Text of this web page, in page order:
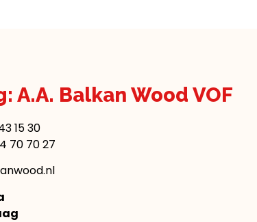
A.A. Balkan Wood VOF
15 30
70 70 27